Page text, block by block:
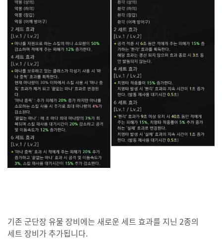
기존 군단장 유물 장비에는 새로운 세트 효과를 지닌 2종의
세트 장비가 추가됩니다.